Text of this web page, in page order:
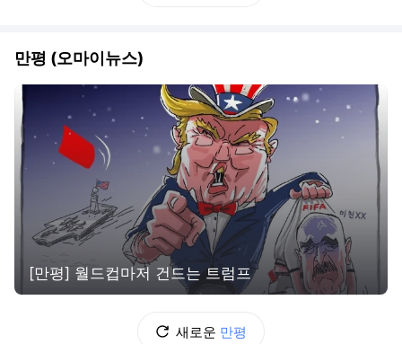
만평 (오마이뉴스)
[만평] 월드컵마저 건드는 트럼프
새로운 만평